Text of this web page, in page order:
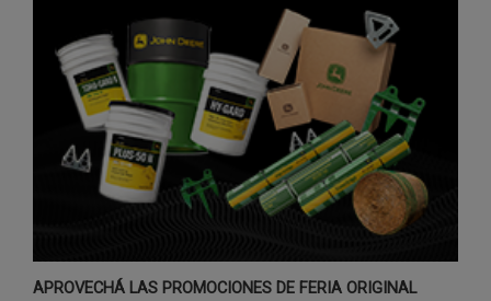
APROVECHÁ LAS PROMOCIONES DE FERIA ORIGINAL